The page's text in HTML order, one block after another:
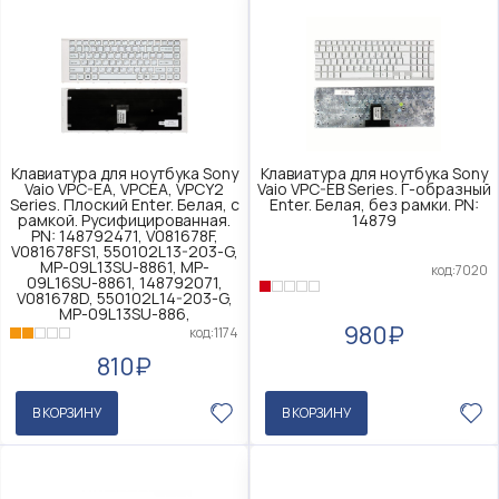
Клавиатура для ноутбука Sony
Vaio VPC-EA, VPCEA, VPCY2
Series. Плоский Enter. Белая, с
рамкой. Русифицированная.
PN: 148792471, V081678F,
V081678FS1, 550102L13-203-G,
MP-09L13SU-8861, MP-
09L16SU-8861, 148792071,
V081678D, 550102L14-203-G,
MP-09L13SU-886,
код:1174
810₽
В КОРЗИНУ
Клавиатура для ноутбука Sony
Vaio VPC-EB Series. Г-образный
Enter. Белая, без рамки. PN:
14879
код:7020
980₽
В КОРЗИНУ